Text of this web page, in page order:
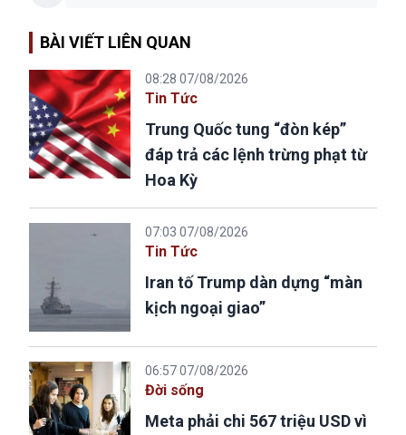
BÀI VIẾT LIÊN QUAN
08:28 07/08/2026
Tin Tức
Trung Quốc tung “đòn kép”
đáp trả các lệnh trừng phạt từ
Hoa Kỳ
07:03 07/08/2026
Tin Tức
Iran tố Trump dàn dựng “màn
kịch ngoại giao”
06:57 07/08/2026
Đời sống
Meta phải chi 567 triệu USD vì